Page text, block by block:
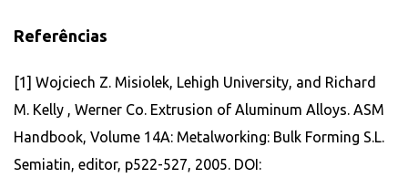
Referências
[1] Wojciech Z. Misiolek, Lehigh University, and Richard
M. Kelly , Werner Co. Extrusion of Aluminum Alloys. ASM
Handbook, Volume 14A: Metalworking: Bulk Forming S.L.
Semiatin, editor, p522-527, 2005. DOI: